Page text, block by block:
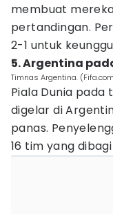
membuat
pertandingan.
2-1 untuk
5. Argentina
Timnas Argentina.
Piala Dunia pada
digelar di
panas.
16 tim yang